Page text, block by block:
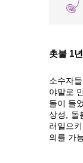
촛불 1
소수자
야말로
들이 들
상성, 돌
러일으
의를 가